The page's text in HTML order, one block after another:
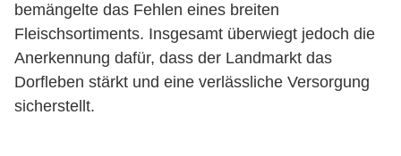
bemängelte das Fehlen eines breiten
Fleischsortiments. Insgesamt überwiegt jedoch die
Anerkennung dafür, dass der Landmarkt das
Dorfleben stärkt und eine verlässliche Versorgung
sicherstellt.